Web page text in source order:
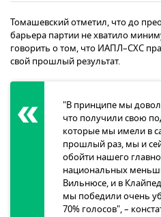
Томашевский отметил, что до
барьера партии не хватило
говорить о том, что ИАПЛ–СХС
свой прошлый результат.
"В принципе мы
что получили свою
которые мы имели в
прошлый раз, мы и
обойти нашего
национальных
Вильнюсе, и в
мы победили очень
70% голосов", –